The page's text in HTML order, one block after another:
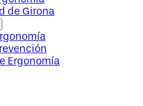
de Girona
Ergonomía